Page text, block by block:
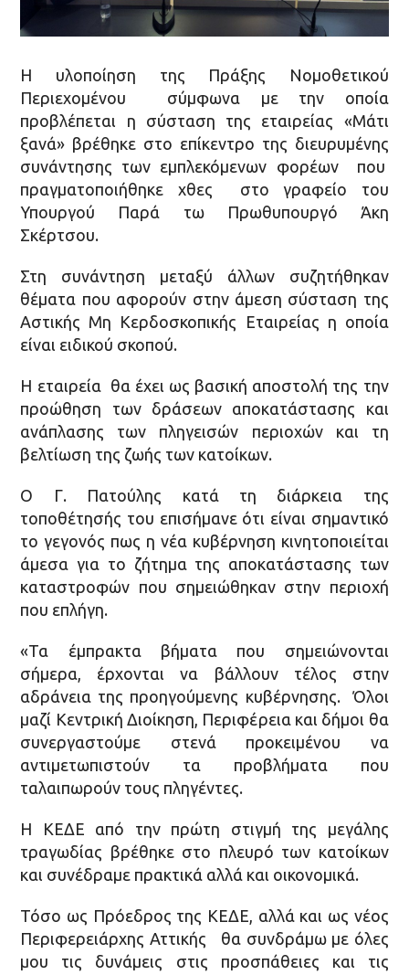
Η υλοποίηση της Πράξης Νομοθετικού
Περιεχομένου σύμφωνα με την οποία
προβλέπεται η σύσταση της εταιρείας «Μάτι
ξανά» βρέθηκε στο επίκεντρο της διευρυμένης
συνάντησης των εμπλεκόμενων φορέων που
πραγματοποιήθηκε χθες στο γραφείο του
Υπουργού Παρά τω Πρωθυπουργό Άκη
Σκέρτσου.
Στη συνάντηση μεταξύ άλλων συζητήθηκαν
θέματα που αφορούν στην άμεση σύσταση της
Αστικής Μη Κερδοσκοπικής Εταιρείας η οποία
είναι ειδικού σκοπού.
Η εταιρεία θα έχει ως βασική αποστολή της την
προώθηση των δράσεων αποκατάστασης και
ανάπλασης των πληγεισών περιοχών και τη
βελτίωση της ζωής των κατοίκων.
Ο Γ. Πατούλης κατά τη διάρκεια της
τοποθέτησής του επισήμανε ότι είναι σημαντικό
το γεγονός πως η νέα κυβέρνηση κινητοποιείται
άμεσα για το ζήτημα της αποκατάστασης των
καταστροφών που σημειώθηκαν στην περιοχή
που επλήγη.
«Τα έμπρακτα βήματα που σημειώνονται
σήμερα, έρχονται να βάλλουν τέλος στην
αδράνεια της προηγούμενης κυβέρνησης. Όλοι
μαζί Κεντρική Διοίκηση, Περιφέρεια και δήμοι θα
συνεργαστούμε στενά προκειμένου να
αντιμετωπιστούν τα προβλήματα που
ταλαιπωρούν τους πληγέντες.
Η ΚΕΔΕ από την πρώτη στιγμή της μεγάλης
τραγωδίας βρέθηκε στο πλευρό των κατοίκων
και συνέδραμε πρακτικά αλλά και οικονομικά.
Τόσο ως Πρόεδρος της ΚΕΔΕ, αλλά και ως νέος
Περιφερειάρχης Αττικής θα συνδράμω με όλες
μου τις δυνάμεις στις προσπάθειες και τις